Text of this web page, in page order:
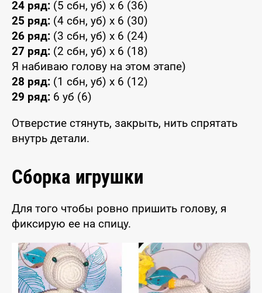
24 ряд: (5 сбн, уб) x 6 (36)
25 ряд: (4 сбн, уб) x 6 (30)
26 ряд: (3 сбн, уб) x 6 (24)
27 ряд: (2 сбн, уб) x 6 (18)
Я набиваю голову на этом этапе)
28 ряд: (1 сбн, уб) x 6 (12)
29 ряд: 6 уб (6)
Отверстие стянуть, закрыть, нить спрятать
внутрь детали.
Сборка игрушки
Для того чтобы ровно пришить голову, я
фиксирую ее на спицу.